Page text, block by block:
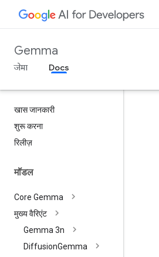
Gemma
जेमा Docs
खास जानकारी
शुरू करना
रिलीज़
मॉडल
Core Gemma
मुख्य वैरिएंट
Gemma 3n
DiffusionGemma